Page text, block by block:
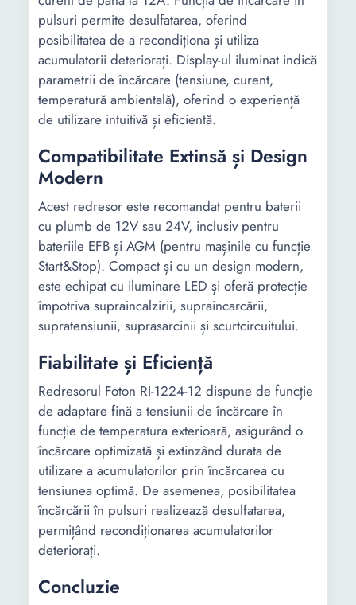
pulsuri permite desulfatarea, oferind
posibilitatea de a recondiționa și utiliza
acumulatorii deteriorați. Display-ul iluminat indică
parametrii de încărcare (tensiune, curent,
temperatură ambientală), oferind o experiență
de utilizare intuitivă și eficientă.
Compatibilitate Extinsă și Design
Modern
Acest redresor este recomandat pentru baterii
cu plumb de 12V sau 24V, inclusiv pentru
bateriile EFB și AGM (pentru mașinile cu funcție
Start&Stop). Compact și cu un design modern,
este echipat cu iluminare LED și oferă protecție
împotriva supraincalzirii, supraincarcării,
supratensiunii, suprasarcinii și scurtcircuitului.
Fiabilitate și Eficiență
Redresorul Foton RI-1224-12 dispune de funcție
de adaptare fină a tensiunii de încărcare în
funcție de temperatura exterioară, asigurând o
încărcare optimizată și extinzând durata de
utilizare a acumulatorilor prin încărcarea cu
tensiunea optimă. De asemenea, posibilitatea
încărcării în pulsuri realizează desulfatarea,
permițând recondiționarea acumulatorilor
deteriorați.
Concluzie